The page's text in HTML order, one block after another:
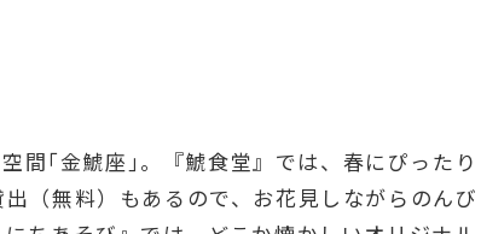
間｢金鯱座｣。『鯱食堂』では、春にぴったり
（無料）もあるので、お花見しながらのんび